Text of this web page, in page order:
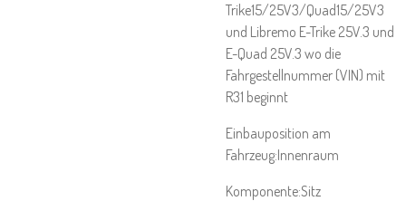
Trike15/25V3/Quad15/25V3
und Libremo E-Trike 25V.3 und
E-Quad 25V.3 wo die
Fahrgestellnummer (VIN) mit
R31 beginnt
Einbauposition am
Fahrzeug:Innenraum
Komponente:Sitz